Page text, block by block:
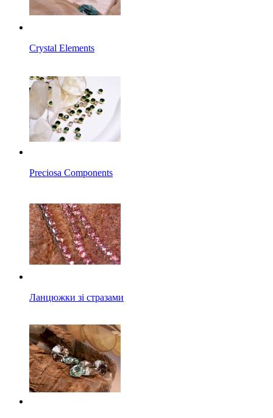
Crystal Elements
Preciosa Components
Ланцюжки зі стразами